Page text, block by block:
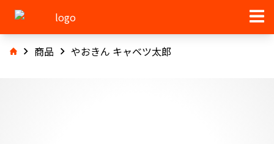
商品 やおきん キャベツ太郎